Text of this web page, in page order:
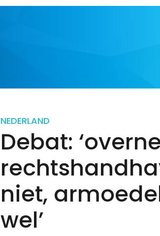
NEDERLAND
Debat:
niet,
wel’